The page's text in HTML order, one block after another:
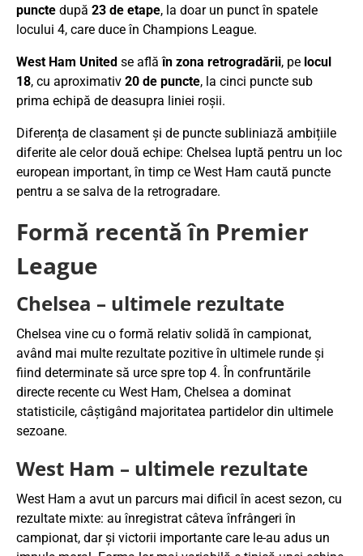
puncte după 23 de etape, la doar un punct în spatele
locului 4, care duce în Champions League.
West Ham United se aflăîn zona retrogradării, pe locul
18, cu aproximativ 20 de puncte, la cinci puncte sub
prima echipă de deasupra liniei roșii.
Diferența de clasament și de puncte subliniază ambițiile
diferite ale celor două echipe: Chelsea luptă pentru un loc
european important, în timp ce West Ham caută puncte
pentru a se salva de la retrogradare.
Formă recentă în Premier
League
Chelsea – ultimele rezultate
Chelsea vine cu o formă relativ solidă în campionat,
având mai multe rezultate pozitive în ultimele runde și
fiind determinate să urce spre top 4. În confruntările
directe recente cu West Ham, Chelsea a dominat
statisticile, câștigând majoritatea partidelor din ultimele
sezoane.
West Ham – ultimele rezultate
West Ham a avut un parcurs mai dificil în acest sezon, cu
rezultate mixte: au înregistrat câteva înfrângeri în
campionat, dar și victorii importante care le-au adus un